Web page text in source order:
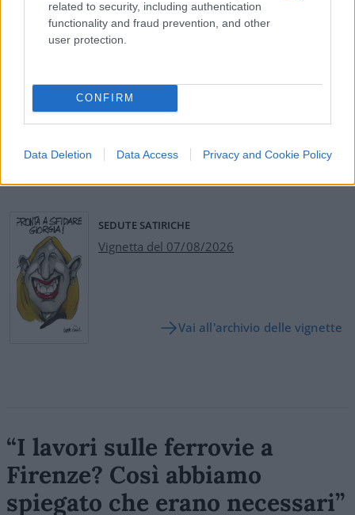
related to security, including authentication
functionality and fraud prevention, and other
user protection.
CONFIRM
Data Deletion Data Access Privacy and Cookie Policy
#MATTEO RENZI #MATTEO SALVINI
Precedente SUCCESSIVA
SEDUTE SATIRICHE
Vignetta del 07/08/2026
Vai all'archivio delle vignette
“I lavori sulle ferrovie a
Firenze? Così abbiamo
spiegato che erano necessari”